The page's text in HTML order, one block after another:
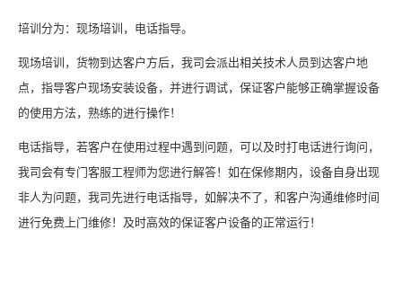
培训分为：现场培训，电话指导。
现场培训，货物到达客户方后，我司会派出相关技术人员到达客户地
点，指导客户现场安装设备，并进行调试，保证客户能够正确掌握设备
的使用方法，熟练的进行操作！
电话指导，若客户在使用过程中遇到问题，可以及时打电话进行询问，
我司会有专门客服工程师为您进行解答！如在保修期内，设备自身出现
非人为问题，我司先进行电话指导，如解决不了，和客户沟通维修时间
进行免费上门维修！及时高效的保证客户设备的正常运行！